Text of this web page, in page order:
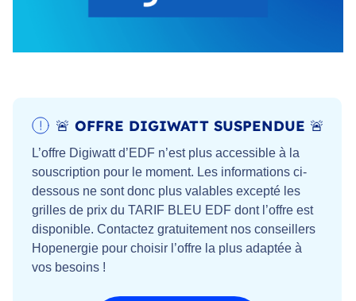
🚨 OFFRE DIGIWATT SUSPENDUE 🚨
L’offre Digiwatt d’EDF n’est plus accessible à la
souscription pour le moment. Les informations ci-
dessous ne sont donc plus valables excepté les
grilles de prix du TARIF BLEU EDF dont l’offre est
disponible. Contactez gratuitement nos conseillers
Hopenergie pour choisir l’offre la plus adaptée à
vos besoins !